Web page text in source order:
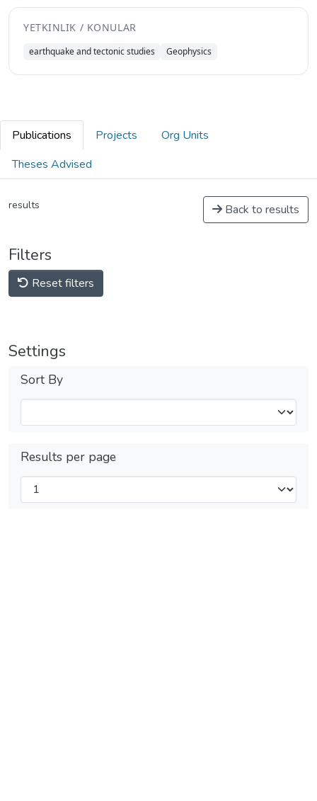
YETKINLIK / KONULAR
earthquake and tectonic studies Geophysics
Publications Projects
Org Units
Theses Advised
results Back to results
Filters
Reset filters
Settings
Sort By
Results per page